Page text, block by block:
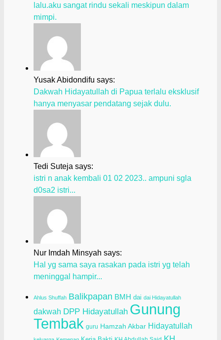
lalu.aku sangat rindu sekali meskipun dalam
mimpi.
Yusak Abidondifu says:
Dakwah Hidayatullah di Papua terlalu eksklusif
hanya menyasar pendatang sejak dulu.
Tedi Suteja says:
istri n anak kembali 01 02 2023.. ampuni sgla
d0sa2 istri...
Nur Imdah Minsyah says:
Hal yg sama saya rasakan pada istri yg telah
meninggal hampir...
Ahlus Shuffah Balikpapan BMH dai dai Hidayatullah
dakwah DPP Hidayatullah Gunung
Tembak guru Hamzah Akbar Hidayatullah